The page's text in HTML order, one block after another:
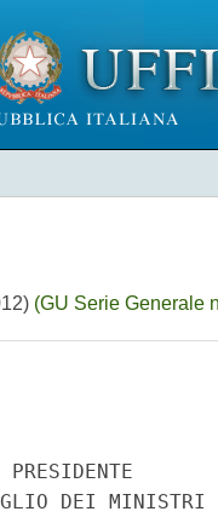
(GU Serie Generale